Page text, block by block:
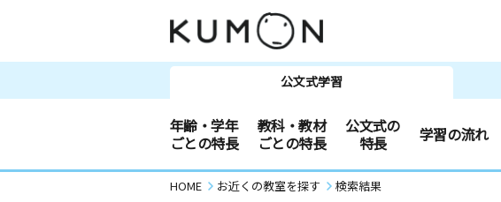
公文式学習
年齢・学年
ごとの特長
教科・教材
ごとの特長
公文式の
特長
学習の流れ
HOME お近くの教室を探す 検索結果